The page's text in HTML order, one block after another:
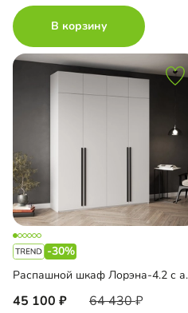
В корзину
-30%
45 100 64 430